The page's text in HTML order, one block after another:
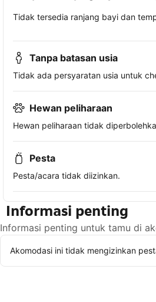
Tidak tersedia ranjang bayi dan
Tanpa batasan usia
Tidak ada persyaratan usia untuk
Hewan peliharaan
Hewan peliharaan tidak
Pesta
Pesta/acara tidak diizinkan.
Informasi penting
Informasi penting untuk tamu di
Akomodasi ini tidak mengizinkan